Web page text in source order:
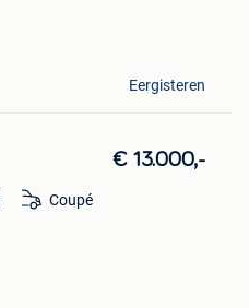
Eergisteren
€ 13.000,-
Coupé